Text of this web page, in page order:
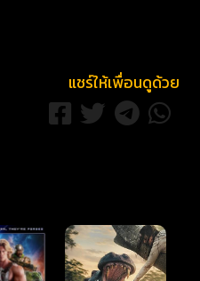
แชร์ให้เพื่อนดูด้วย